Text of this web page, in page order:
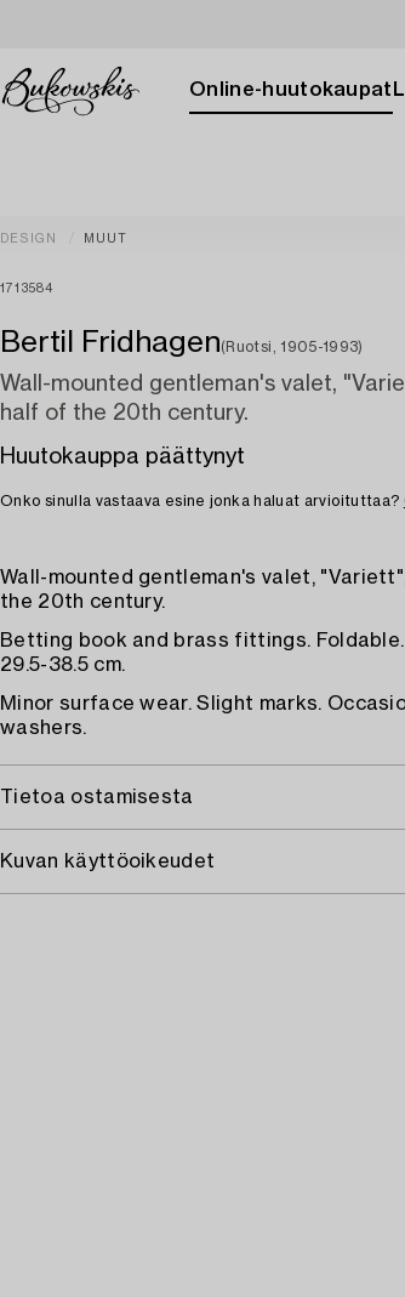
Online-huutokaupat
DESIGN MUUT
1713584
Bertil Fridhagen(Ruotsi, 1905-1993)
Wall-mounted gentleman's valet,
half of the 20th century.
Huutokauppa päättynyt
Onko sinulla vastaava esine jonka haluat arvioituttaa?
Wall-mounted gentleman's valet,
the 20th century.
Betting book and brass fittings.
29.5-38.5 cm.
Minor surface wear. Slight marks.
washers.
Tietoa ostamisesta
Kuvan käyttöoikeudet